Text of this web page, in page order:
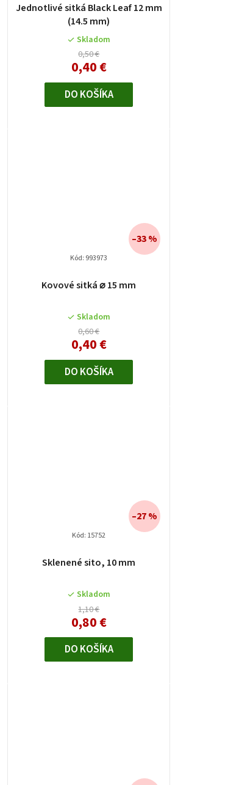
Jednotlivé sitká Black Leaf 12 mm
(14.5 mm)
hodnotenie
produktu
je
4,0
z
5
hviezdičiek.
Skladom
0,50 €
0,40 €
DO KOŠÍKA
Kovové sitká ⌀ 15 mm
Skladom
0,60 €
0,40 €
–33 %
DO KOŠÍKA
Kód: 993973
Sklenené sito, 10 mm
Skladom
1,10 €
0,80 €
–27 %
DO KOŠÍKA
Kód: 15752